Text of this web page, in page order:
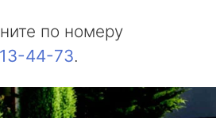
по номеру
44-73.